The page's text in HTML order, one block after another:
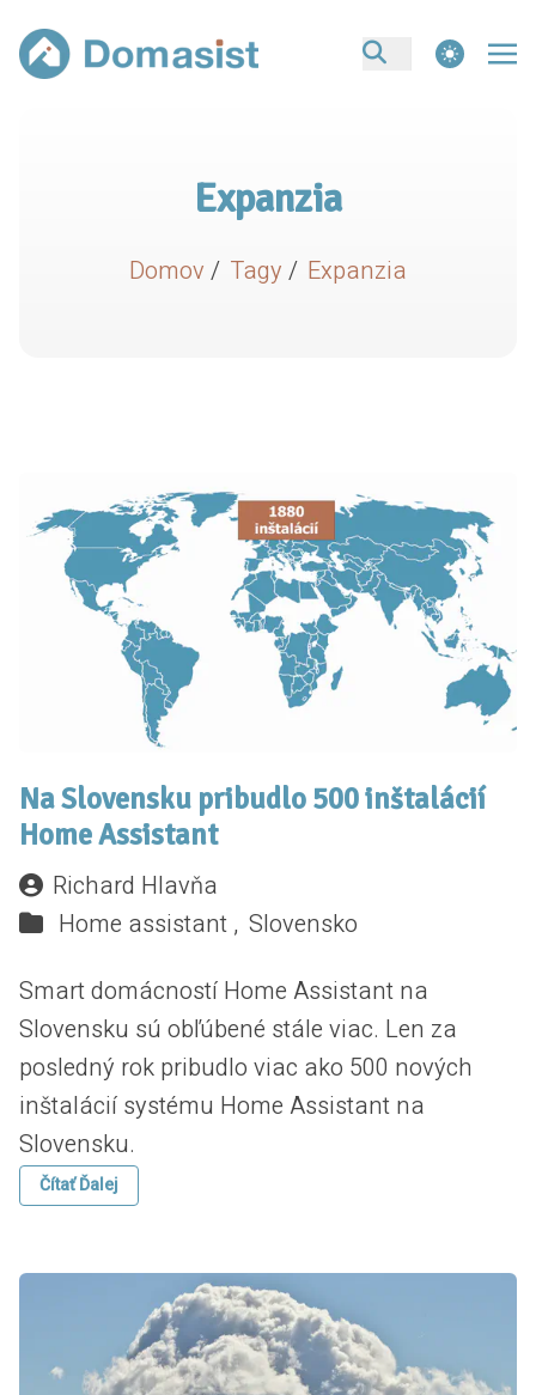
theme switcher
Expanzia
Domov / Tagy / Expanzia
Na Slovensku pribudlo 500 inštalácií
Home Assistant
Richard Hlavňa
Home assistant , Slovensko
Smart domácností Home Assistant na
Slovensku sú obľúbené stále viac. Len za
posledný rok pribudlo viac ako 500 nových
inštalácií systému Home Assistant na
Slovensku.
Čítať Ďalej